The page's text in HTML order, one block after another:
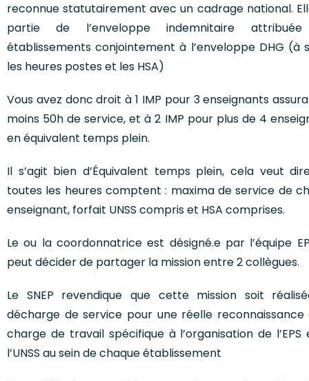
reconnue statutairement avec un cadrage national.
partie de l’enveloppe indemnitaire
établissements conjointement à l’enveloppe DHG (à
les heures postes et les HSA)
Vous avez donc droit à 1 IMP pour 3 enseignants
moins 50h de service, et à 2 IMP pour plus de 4
en équivalent temps plein.
Il s’agit bien d’Équivalent temps plein, cela veut
toutes les heures comptent : maxima de service de
enseignant, forfait UNSS compris et HSA comprises.
Le ou la coordonnatrice est désigné.e par l’équipe
peut décider de partager la mission entre 2 collègues.
Le SNEP revendique que cette mission soit
décharge de service pour une réelle reconnaissance
charge de travail spécifique à l’organisation de l’EPS
l’UNSS au sein de chaque établissement